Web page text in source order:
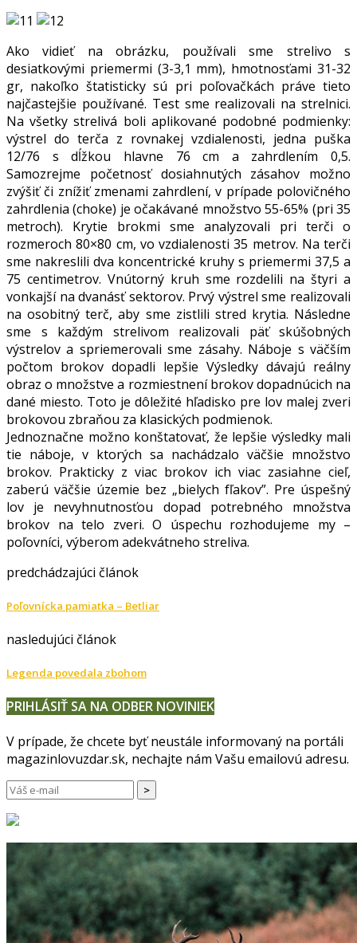
Ako vidieť na obrázku, používali sme strelivo s
desiatkovými priemermi (3-3,1 mm), hmotnosťami 31-32
gr, nakoľko štatisticky sú pri poľovačkách práve tieto
najčastejšie používané. Test sme realizovali na strelnici.
Na všetky strelivá boli aplikované podobné podmienky:
výstrel do terča z rovnakej vzdialenosti, jedna puška
12/76 s dĺžkou hlavne 76 cm a zahrdlením 0,5.
Samozrejme početnosť dosiahnutých zásahov možno
zvýšiť či znížiť zmenami zahrdlení, v prípade polovičného
zahrdlenia (choke) je očakávané množstvo 55-65% (pri 35
metroch). Krytie brokmi sme analyzovali pri terči o
rozmeroch 80×80 cm, vo vzdialenosti 35 metrov. Na terči
sme nakreslili dva koncentrické kruhy s priemermi 37,5 a
75 centimetrov. Vnútorný kruh sme rozdelili na štyri a
vonkajší na dvanásť sektorov. Prvý výstrel sme realizovali
na osobitný terč, aby sme zistlili stred krytia. Následne
sme s každým strelivom realizovali päť skúšobných
výstrelov a spriemerovali sme zásahy. Náboje s väčším
počtom brokov dopadli lepšie Výsledky dávajú reálny
obraz o množstve a rozmiestnení brokov dopadnúcich na
dané miesto. Toto je dôležité hľadisko pre lov malej zveri
brokovou zbraňou za klasických podmienok.
Jednoznačne možno konštatovať, že lepšie výsledky mali
tie náboje, v ktorých sa nachádzalo väčšie množstvo
brokov. Prakticky z viac brokov ich viac zasiahne cieľ,
zaberú väčšie územie bez „bielych fľakov”. Pre úspešný
lov je nevyhnutnosťou dopad potrebného množstva
brokov na telo zveri. O úspechu rozhodujeme my –
poľovníci, výberom adekvátneho streliva.
predchádzajúci článok
Poľovnícka pamiatka – Betliar
nasledujúci článok
Legenda povedala zbohom
PRIHLÁSIŤ SA NA ODBER NOVINIEK
V prípade, že chcete byť neustále informovaný na portáli
magazinlovuzdar.sk, nechajte nám Vašu emailovú adresu.